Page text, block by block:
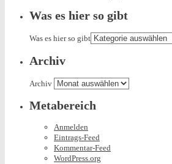
Was es hier so gibt
Was es hier so gibt
Archiv
Archiv
Metabereich
Anmelden
Eintrags-Feed
Kommentar-Feed
WordPress.org